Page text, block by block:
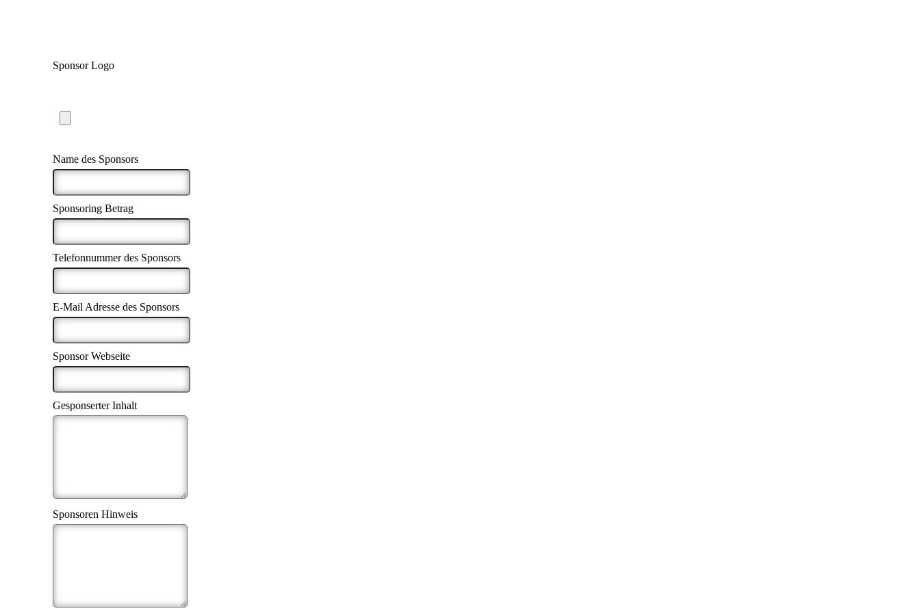
Sponsor Logo
Name des Sponsors
Sponsoring Betrag
Telefonnummer des Sponsors
E-Mail Adresse des Sponsors
Sponsor Webseite
Gesponserter Inhalt
Sponsoren Hinweis